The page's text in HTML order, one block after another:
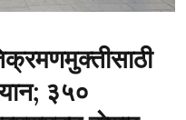
३५०